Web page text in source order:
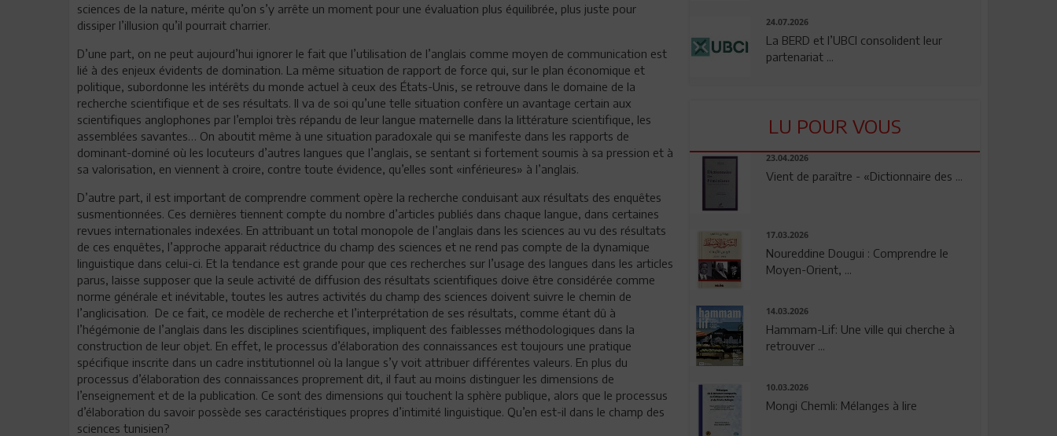
sciences de la nature, mérite qu’on s’y arrête un moment pour une évaluation plus équilibrée, plus juste pour
dissiper l’illusion qu’il pourrait charrier.
D’une part, on ne peut aujourd’hui ignorer le fait que l’utilisation de l’anglais comme moyen de communication est
lié à des enjeux évidents de domination. La même situation de rapport de force qui, sur le plan économique et
politique, subordonne les intérêts du monde actuel à ceux des États-Unis, se retrouve dans le domaine de la
recherche scientifique et de ses résultats. Il va de soi qu’une telle situation confère un avantage certain aux
scientifiques anglophones par l’emploi très répandu de leur langue maternelle dans la littérature scientifique, les
assemblées savantes… On aboutit même à une situation paradoxale qui se manifeste dans les rapports de
dominant-dominé où les locuteurs d’autres langues que l’anglais, se sentant si fortement soumis à sa pression et à
sa valorisation, en viennent à croire, contre toute évidence, qu’elles sont «inférieures» à l’anglais.
D’autre part, il est important de comprendre comment opère la recherche conduisant aux résultats des enquêtes
susmentionnées. Ces dernières tiennent compte du nombre d’articles publiés dans chaque langue, dans certaines
revues internationales indexées. En attribuant un total monopole de l’anglais dans les sciences au vu des résultats
de ces enquêtes, l’approche apparait réductrice du champ des sciences et ne rend pas compte de la dynamique
linguistique dans celui-ci. Et la tendance est grande pour que ces recherches sur l’usage des langues dans les articles
parus, laisse supposer que la seule activité de diffusion des résultats scientifiques doive être considérée comme
norme générale et inévitable, toutes les autres activités du champ des sciences doivent suivre le chemin de
l’anglicisation. De ce fait, ce modèle de recherche et l’interprétation de ses résultats, comme étant dû à
l’hégémonie de l’anglais dans les disciplines scientifiques, impliquent des faiblesses méthodologiques dans la
construction de leur objet. En effet, le processus d’élaboration des connaissances est toujours une pratique
spécifique inscrite dans un cadre institutionnel où la langue s’y voit attribuer différentes valeurs. En plus du
processus d’élaboration des connaissances proprement dit, il faut au moins distinguer les dimensions de
l’enseignement et de la publication. Ce sont des dimensions qui touchent la sphère publique, alors que le processus
d’élaboration du savoir possède ses caractéristiques propres d’intimité linguistique. Qu’en est-il dans le champ des
sciences tunisien?
24.07.2026
La BERD et l’UBCI consolident leur
partenariat ...
LU POUR VOUS
23.04.2026
Vient de paraître - «Dictionnaire des ...
17.03.2026
Noureddine Dougui : Comprendre le
Moyen-Orient, ...
14.03.2026
Hammam-Lif: Une ville qui cherche à
retrouver ...
10.03.2026
Mongi Chemli: Mélanges à lire